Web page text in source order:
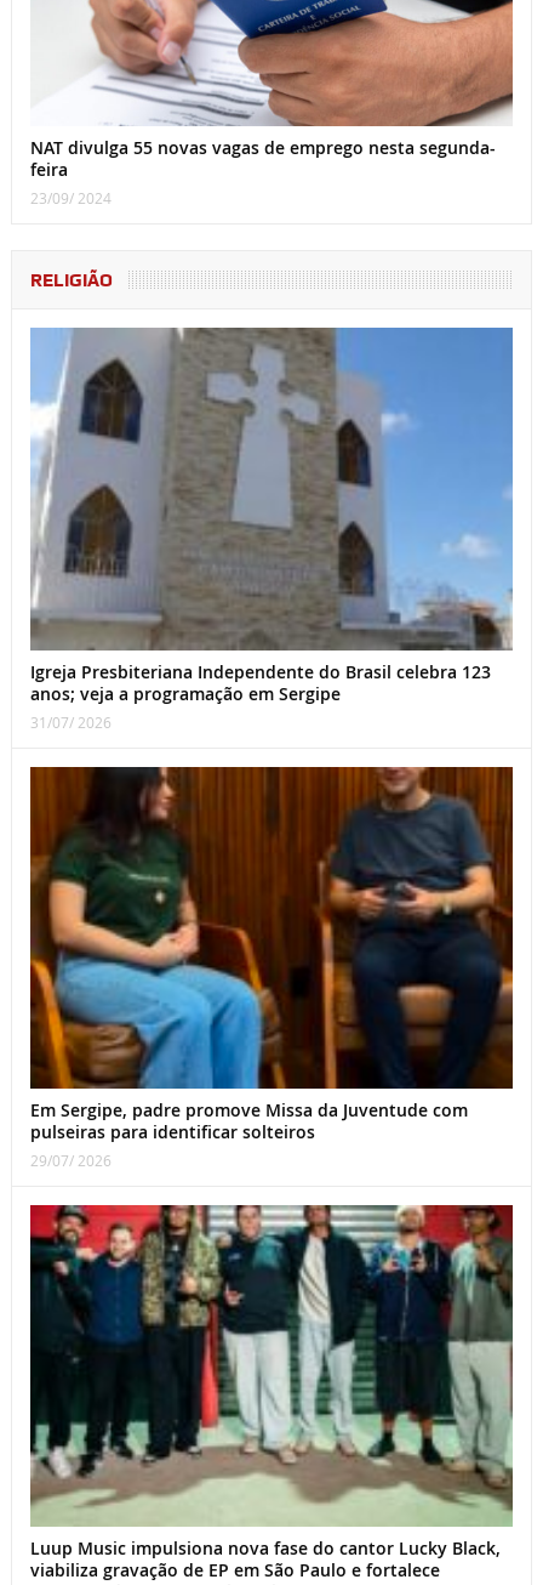
NAT divulga 55 novas vagas de emprego nesta segunda-
feira
23/09/ 2024
RELIGIÃO
Igreja Presbiteriana Independente do Brasil celebra 123
anos; veja a programação em Sergipe
31/07/ 2026
Em Sergipe, padre promove Missa da Juventude com
pulseiras para identificar solteiros
29/07/ 2026
Luup Music impulsiona nova fase do cantor Lucky Black,
viabiliza gravação de EP em São Paulo e fortalece